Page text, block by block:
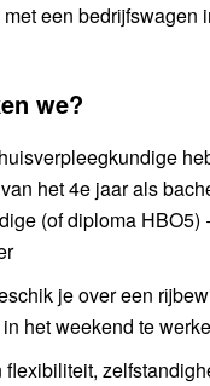
een bedrijfswagen
we?
het 4e jaar als
(of diploma HBO5)
je over een
het weekend te
flexibiliteit,